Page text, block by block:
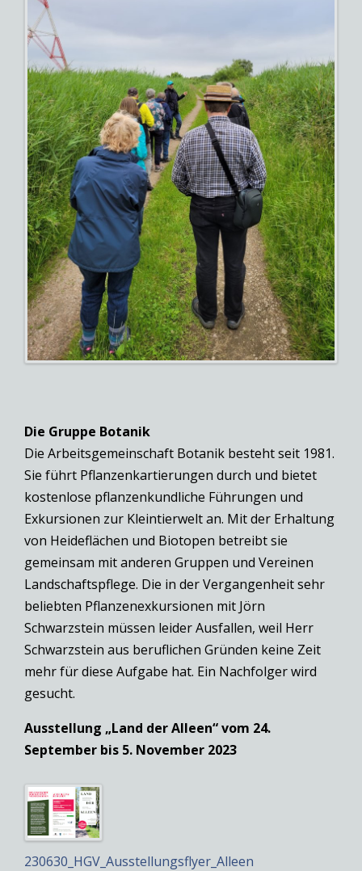
Die Gruppe Botanik
Die Arbeitsgemeinschaft Botanik besteht seit 1981.
Sie führt Pflanzenkartierungen durch und bietet
kostenlose pflanzenkundliche Führungen und
Exkursionen zur Kleintierwelt an. Mit der Erhaltung
von Heideflächen und Biotopen betreibt sie
gemeinsam mit anderen Gruppen und Vereinen
Landschaftspflege. Die in der Vergangenheit sehr
beliebten Pflanzenexkursionen mit Jörn
Schwarzstein müssen leider Ausfallen, weil Herr
Schwarzstein aus beruflichen Gründen keine Zeit
mehr für diese Aufgabe hat. Ein Nachfolger wird
gesucht.
Ausstellung „Land der Alleen“ vom 24.
September bis 5. November 2023
230630_HGV_Ausstellungsflyer_Alleen